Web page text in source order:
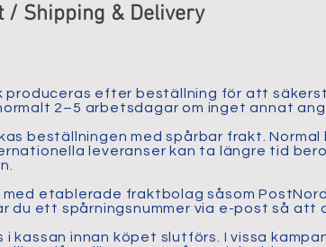
/ Shipping & Delivery
produceras efter beställning för att
2–5 arbetsdagar om inget annat
beställningen med spårbar frakt. Normal
leveranser kan ta längre tid
etablerade fraktbolag såsom PostNord,
du ett spårningsnummer via e-post så att
i kassan innan köpet slutförs. I vissa